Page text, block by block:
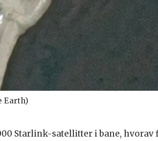
Earth)
Starlink-satellitter i bane,